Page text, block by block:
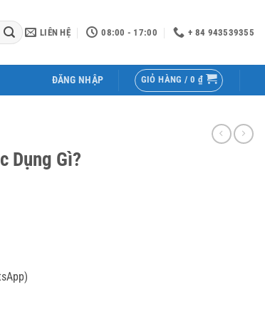
LIÊN HỆ 08:00 - 17:00 + 84 943539355
ĐĂNG NHẬP GIỎ HÀNG / 0 ₫
Dụng Gì?